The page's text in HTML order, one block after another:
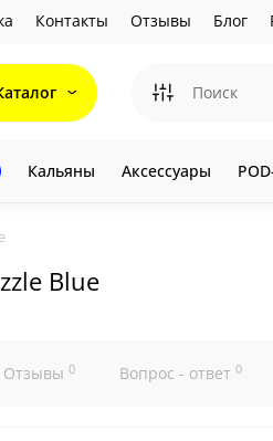
Контакты Отзывы Блог
Кальяны Аксессуары
Blue
Отзывы 0 Вопрос - ответ 0